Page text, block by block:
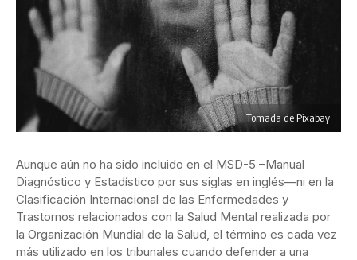
Tomada de Pixabay
Aunque aún no ha sido incluido en el MSD-5 –Manual
Diagnóstico y Estadístico por sus siglas en inglés—ni en la
Clasificación Internacional de las Enfermedades y
Trastornos relacionados con la Salud Mental realizada por
la Organización Mundial de la Salud, el término es cada vez
más utilizado en los tribunales cuando defender a una